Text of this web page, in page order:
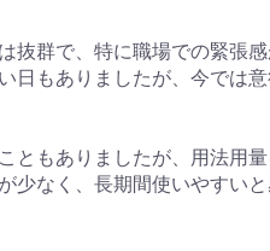
抜群で、特に職場での緊張
日もありましたが、今では
ともありましたが、用法用
少なく、長期間使いやすいと